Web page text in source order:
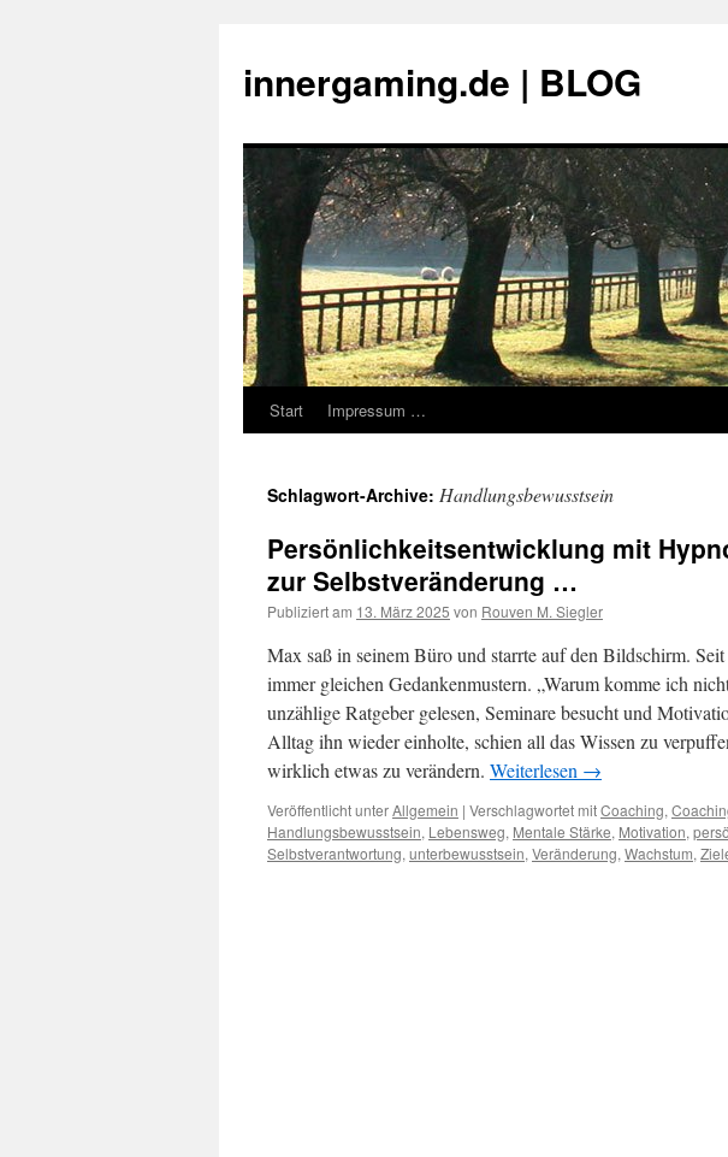
innergaming.de | BLOG
Zum
springen
Start Impressum …
Schlagwort-Archive: Handlungsbewusstsein
Persönlichkeitsentwicklung mit
zur Selbstveränderung …
Publiziert am 13. März 2025 von Rouven M. Siegler
Max saß in seinem Büro und starrte auf den Bildschirm.
immer gleichen Gedankenmustern. „Warum komme ich
unzählige Ratgeber gelesen, Seminare besucht und
Alltag ihn wieder einholte, schien all das Wissen zu
wirklich etwas zu verändern. Weiterlesen →
Veröffentlicht unterAllgemein | Verschlagwortet mitCoaching,
Handlungsbewusstsein, Lebensweg, Mentale Stärke, Motivation,
Selbstverantwortung, unterbewusstsein, Veränderung, Wachstum,